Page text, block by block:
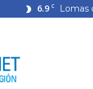
6.9 C Lomas